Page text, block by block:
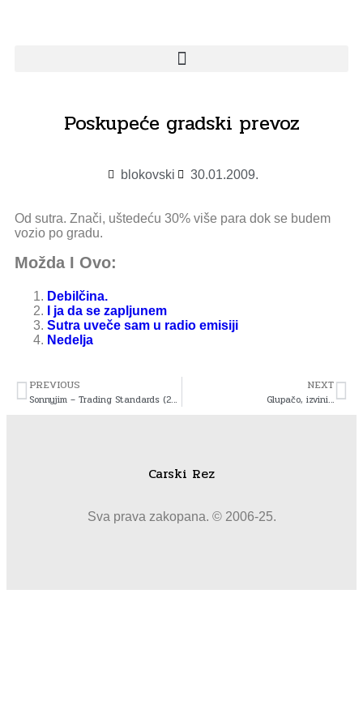
Poskupeće gradski prevoz
blokovski 30.01.2009.
Od sutra. Znači, uštedeću 30% više para dok se budem
vozio po gradu.
Možda I Ovo:
Debilčina.
I ja da se zapljunem
Sutra uveče sam u radio emisiji
Nedelja
PREVIOUS
Sonnyjim – Trading Standards (2008)
NEXT
Glupačo, izvini…
Carski Rez
Sva prava zakopana. © 2006-25.